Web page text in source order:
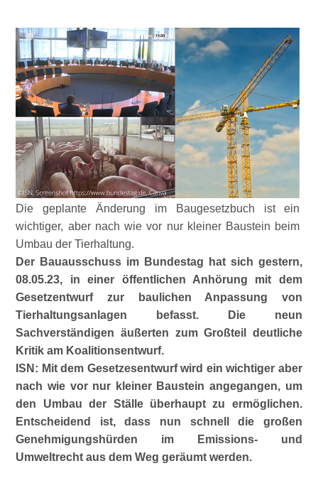
Die geplante Änderung im Baugesetzbuch ist ein
wichtiger, aber nach wie vor nur kleiner Baustein beim
Umbau der Tierhaltung.
Der Bauausschuss im Bundestag hat sich gestern,
08.05.23, in einer öffentlichen Anhörung mit dem
Gesetzentwurf zur baulichen Anpassung von
Tierhaltungsanlagen befasst. Die neun
Sachverständigen äußerten zum Großteil deutliche
Kritik am Koalitionsentwurf.
ISN: Mit dem Gesetzesentwurf wird ein wichtiger aber
nach wie vor nur kleiner Baustein angegangen, um
den Umbau der Ställe überhaupt zu ermöglichen.
Entscheidend ist, dass nun schnell die großen
Genehmigungshürden im Emissions- und
Umweltrecht aus dem Weg geräumt werden.